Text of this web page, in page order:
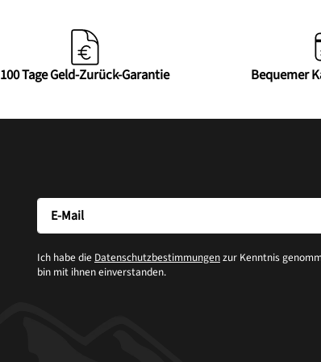
100 Tage Geld-Zurück-Garantie Bequemer
Ich habe die Datenschutzbestimmungenzur Kenntnis
bin mit ihnen einverstanden.